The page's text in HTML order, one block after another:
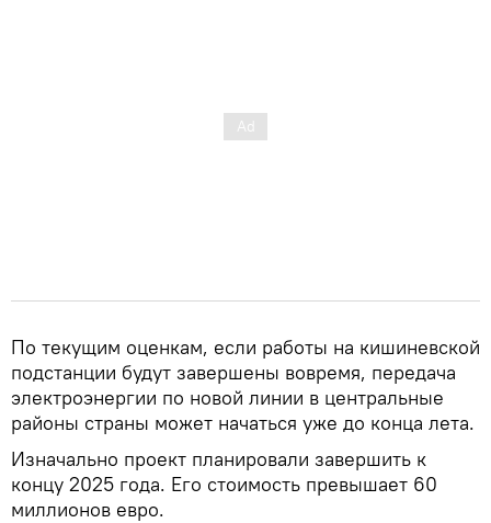
По текущим оценкам, если работы на кишиневской
подстанции будут завершены вовремя, передача
электроэнергии по новой линии в центральные
районы страны может начаться уже до конца лета.
Изначально проект планировали завершить к
концу 2025 года. Его стоимость превышает 60
миллионов евро.